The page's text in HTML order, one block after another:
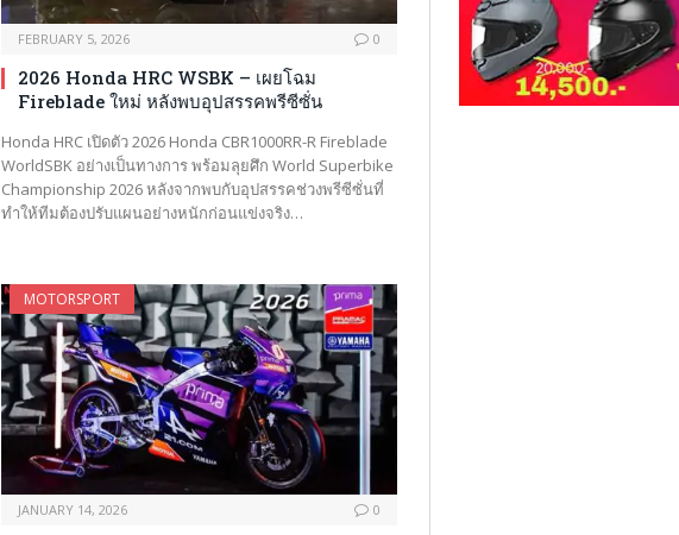
FEBRUARY 5, 2026 0
2026 Honda HRC WSBK – เผยโฉม
Fireblade ใหม่ หลังพบอุปสรรคพรีซีซั่น
Honda HRC เปิดตัว 2026 Honda CBR1000RR-R Fireblade
WorldSBK อย่างเป็นทางการ พร้อมลุยศึก World Superbike
Championship 2026 หลังจากพบกับอุปสรรคช่วงพรีซีซั่นที่
ทำให้ทีมต้องปรับแผนอย่างหนักก่อนแข่งจริง…
MOTORSPORT
JANUARY 14, 2026 0